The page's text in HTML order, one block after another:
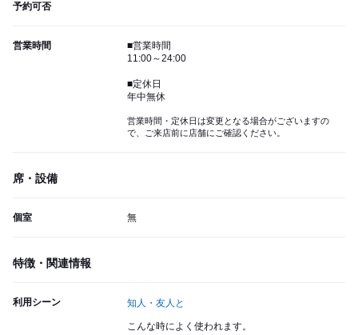
予約可否
営業時間
■営業時間
11:00～24:00
■定休日
年中無休
営業時間・定休日は変更となる場合がございますの
で、ご来店前に店舗にご確認ください。
席・設備
個室 無
特徴・関連情報
利用シーン 知人・友人と
こんな時によく使われます。